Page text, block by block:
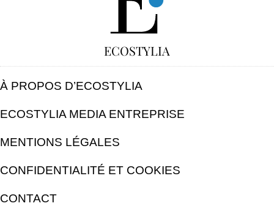
ECOSTYLIA
À PROPOS D’ECOSTYLIA
ECOSTYLIA MEDIA ENTREPRISE
MENTIONS LÉGALES
CONFIDENTIALITÉ ET COOKIES
CONTACT